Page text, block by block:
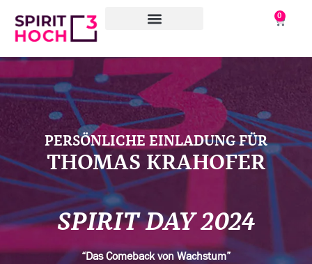
0
PERSÖNLICHE EINLADUNG FÜR
THOMAS KRAHOFER
SPIRIT DAY 2024
“Das Comeback von Wachstum”